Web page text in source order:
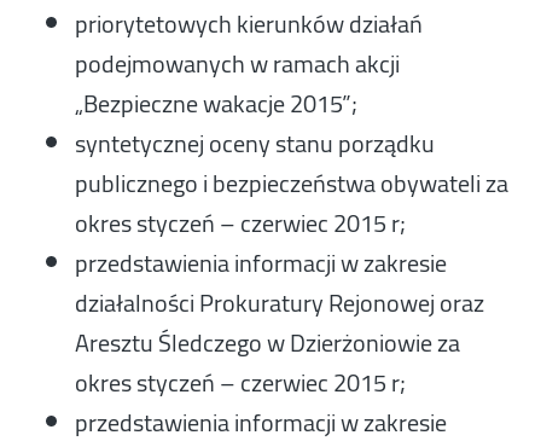
priorytetowych kierunków działań
podejmowanych w ramach akcji
„Bezpieczne wakacje 2015”;
syntetycznej oceny stanu porządku
publicznego i bezpieczeństwa obywateli za
okres styczeń – czerwiec 2015 r;
przedstawienia informacji w zakresie
działalności Prokuratury Rejonowej oraz
Aresztu Śledczego w Dzierżoniowie za
okres styczeń – czerwiec 2015 r;
przedstawienia informacji w zakresie